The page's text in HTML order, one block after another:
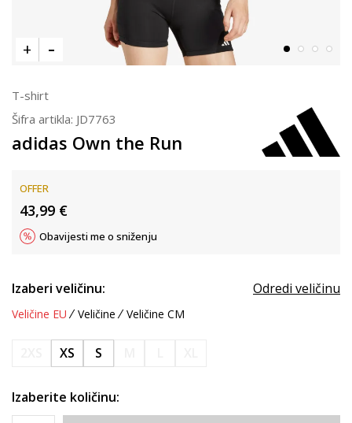
T-shirt
Šifra artikla: JD7763
adidas Own the Run
OFFER
43,99 €
Obavijesti me o sniženju
Izaberi veličinu: Odredi veličinu
Veličine EU Veličine Veličine CM
XS S
Izaberite količinu: